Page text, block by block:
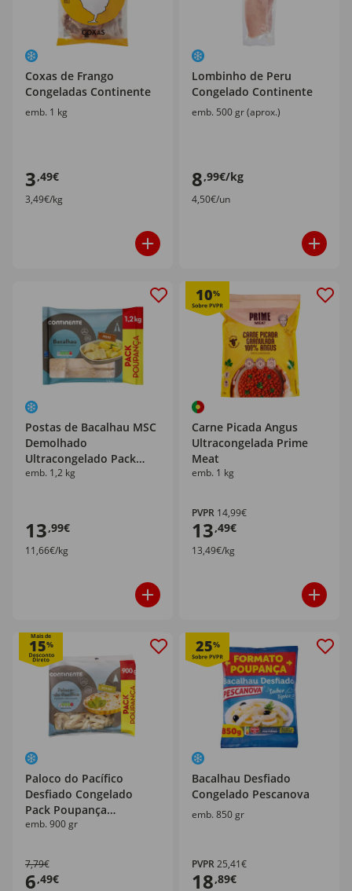
Coxas de Frango
Congeladas Continente
emb. 1 kg
3,49€
3,49€/kg
Lombinho de Peru
Congelado Continente
emb. 500 gr (aprox.)
8,99€/kg
4,50€/un
Postas de Bacalhau MSC
Demolhado
Ultracongelado Pack
Poupança Continente
emb. 1,2 kg
13,99€
11,66€/kg
10%
Carne Picada Angus
Ultracongelada Prime
Meat
emb. 1 kg
PVPR 14,99€
13,49€
13,49€/kg
Mais de
15%
Paloco do Pacífico
Desfiado Congelado
Pack Poupança
Continente
emb. 900 gr
7,79€
6,49€
25%
Bacalhau Desfiado
Congelado Pescanova
emb. 850 gr
PVPR25,41€
18,89€